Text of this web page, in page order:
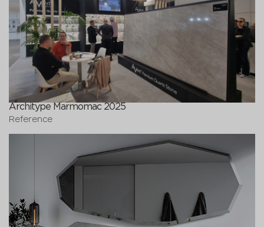
Architype Marmomac 2025
Reference